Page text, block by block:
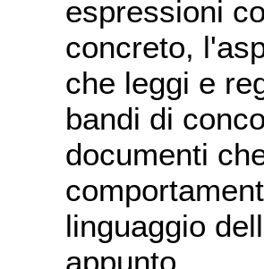
espressioni
concreto,
che leggi e
bandi di
documenti
linguaggio
appunto.